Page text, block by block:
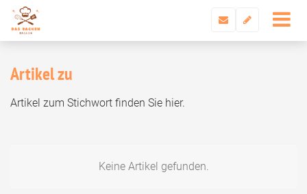
Artikel zu
Artikel zum Stichwort finden Sie hier.
Keine Artikel gefunden.